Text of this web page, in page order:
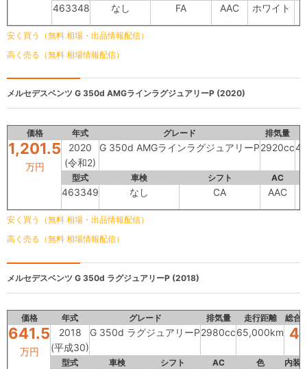
463348 なし FA AAC ホワイト
安く買う（無料 相場・出品情報配信）
高く売る（無料 相場情報配信）
メルセデスベンツ G 350d AMGラインラグジュアリーP (2020)
価格 年式 グレード 排気量
1,201.5
万円
2020
(令和2)
G 350d AMGラインラグジュアリーP2920cc
型式 車検 シフト AC
463349 なし CA AAC
安く買う（無料 相場・出品情報配信）
高く売る（無料 相場情報配信）
メルセデスベンツ G 350d ラグジュアリーP (2018)
価格 年式 グレード 排気量 走行距離 総合
641.5
万円
2018
(平成30)
G 350d ラグジュアリーP2980cc65,000km
型式 車検 シフト AC 色 内装